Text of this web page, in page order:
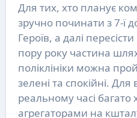
Для тих, хто планує
зручно починати з 7-ї
Героїв, а далі
пору року частина
поліклініки можна
зелені та спокійні.
реальному часі багато
агрегаторами на